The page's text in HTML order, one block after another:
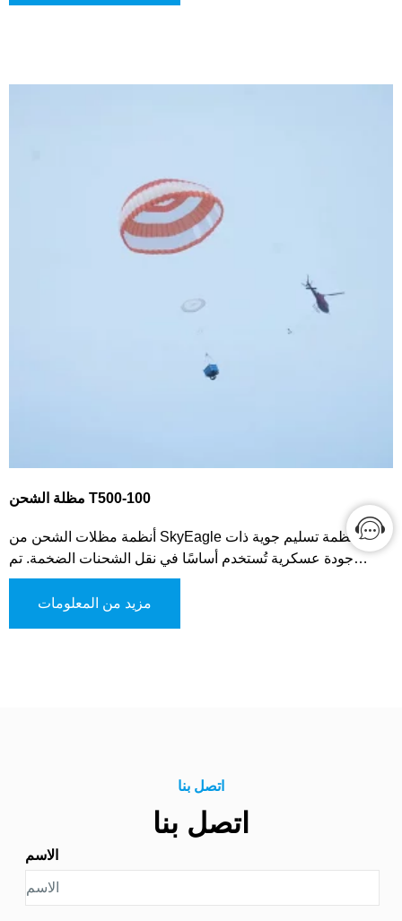
مظلة الشحن T500-100
أنظمة مظلات الشحن من SkyEagle هي أنظمة تسليم جوية ذات
جودة عسكرية تُستخدم أساسًا في نقل الشحنات الضخمة. تم
تصميمها لاستقرار وتبطيء الحمل أثناء الهبوط، مما يضمن تسليمًا
آمنًا وفعالًا من الطائرة. ومع ذلك، فإن نظام مظلات الشحن لدينا
مزيد من المعلومات
اتصل بنا
اتصل بنا
الاسم